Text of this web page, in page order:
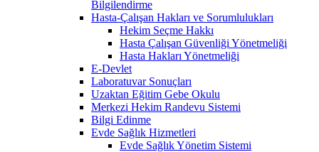
Bilgilendirme
Hasta-Çalışan Hakları ve Sorumlulukları
Hekim Seçme Hakkı
Hasta Çalışan Güvenliği Yönetmeliği
Hasta Hakları Yönetmeliği
E-Devlet
Laboratuvar Sonuçları
Uzaktan Eğitim Gebe Okulu
Merkezi Hekim Randevu Sistemi
Bilgi Edinme
Evde Sağlık Hizmetleri
Evde Sağlık Yönetim Sistemi